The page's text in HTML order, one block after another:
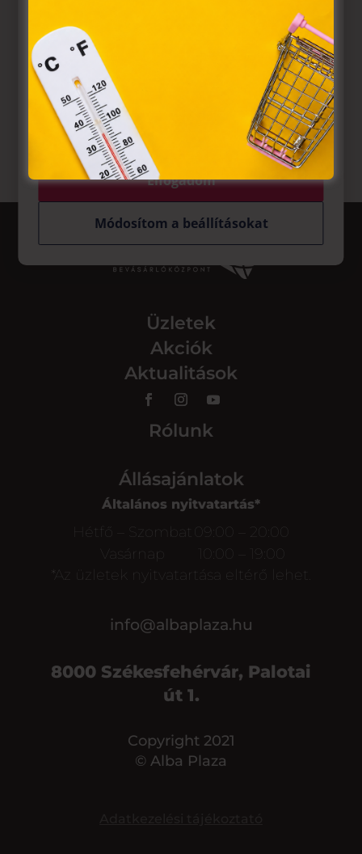
Üzletek
Akciók
Aktualitások
Rólunk
Állásajánlatok
Általános nyitvatartás*
Hétfő – Szombat
09:00 – 20:00
Vasárnap
10:00 – 19:00
*Az üzletek nyitvatartása eltérő lehet.
info@albaplaza.hu
8000 Székesfehérvár, Palotai
út 1.
Copyright 2021
© Alba Plaza
törvény, az elektronikus kereskedelmi szolgáltatások, az
információs társadalommal összefüggő szolgáltatások
egyes kérdéseiről szóló 2001. évi CVIII. törvény, valamint az
Európai Unió előírásainak megfelelően használjuk. Azon
weblapoknak, melyek az Európai Unió országain belül
működnek, a „sütik" használatához, és ezeknek a
felhasználó számítógépén vagy egyéb eszközén történő
tárolásához a felhasználók hozzájárulását kell kérniük.
Elfogadom
Módosítom a beállításokat